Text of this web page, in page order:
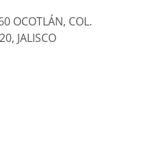
OCOTLÁN, COL.
JALISCO